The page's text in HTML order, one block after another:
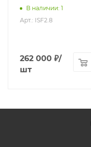
В наличии: 1
Арт.: ISF2.8
262 000 ₽/
шт